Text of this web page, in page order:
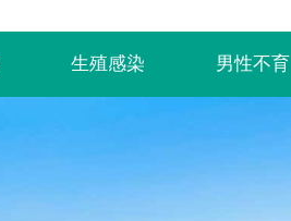
生殖感染 男性不育